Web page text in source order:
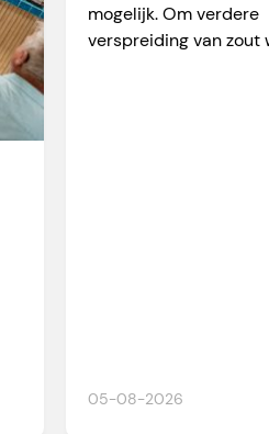
05-08-2026
mogelijk. Om verdere
verspreiding van zout